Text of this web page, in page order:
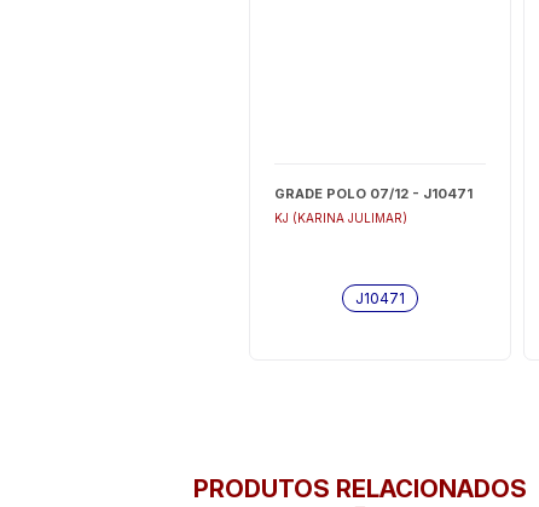
GRADE POLO 07/12 - J10471
KJ (KARINA JULIMAR)
J10471
PRODUTOS RELACIONADOS